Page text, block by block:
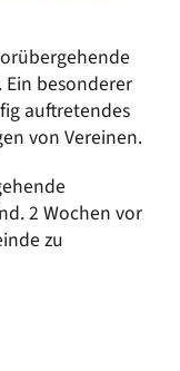
besonderer
auftretendes
von Vereinen.
2 Wochen vor
zu